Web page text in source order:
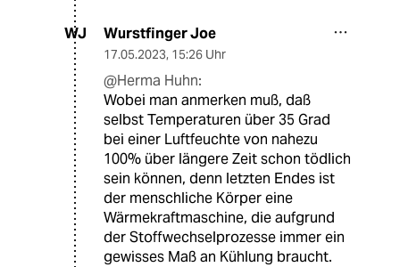
WJ Wurstfinger Joe
17.05.2023, 15:26 Uhr
@Herma Huhn:
Wobei man anmerken muß, daß
selbst Temperaturen über 35 Grad
bei einer Luftfeuchte von nahezu
100% über längere Zeit schon tödlich
sein können, denn letzten Endes ist
der menschliche Körper eine
Wärmekraftmaschine, die aufgrund
der Stoffwechselprozesse immer ein
gewisses Maß an Kühlung braucht.